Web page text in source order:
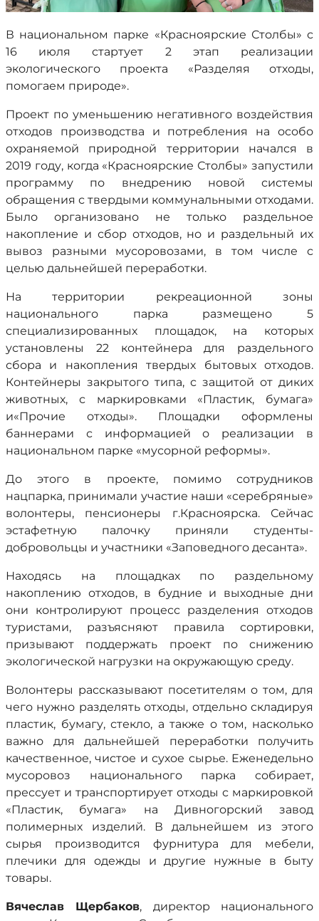
В национальном парке «Красноярские Столбы» с
16 июля стартует 2 этап реализации
экологического проекта «Разделяя отходы,
помогаем природе».
Проект по уменьшению негативного воздействия
отходов производства и потребления на особо
охраняемой природной территории начался в
2019 году, когда «Красноярские Столбы» запустили
программу по внедрению новой системы
обращения с твердыми коммунальными отходами.
Было организовано не только раздельное
накопление и сбор отходов, но и раздельный их
вывоз разными мусоровозами, в том числе с
целью дальнейшей переработки.
На территории рекреационной зоны
национального парка размещено 5
специализированных площадок, на которых
установлены 22 контейнера для раздельного
сбора и накопления твердых бытовых отходов.
Контейнеры закрытого типа, с защитой от диких
животных, с маркировками «Пластик, бумага»
и«Прочие отходы». Площадки оформлены
баннерами с информацией о реализации в
национальном парке «мусорной реформы».
До этого в проекте, помимо сотрудников
нацпарка, принимали участие наши «серебряные»
волонтеры, пенсионеры г.Красноярска. Сейчас
эстафетную палочку приняли студенты-
добровольцы и участники «Заповедного десанта».
Находясь на площадках по раздельному
накоплению отходов, в будние и выходные дни
они контролируют процесс разделения отходов
туристами, разъясняют правила сортировки,
призывают поддержать проект по снижению
экологической нагрузки на окружающую среду.
Волонтеры рассказывают посетителям о том, для
чего нужно разделять отходы, отдельно складируя
пластик, бумагу, стекло, а также о том, насколько
важно для дальнейшей переработки получить
качественное, чистое и сухое сырье. Еженедельно
мусоровоз национального парка собирает,
прессует и транспортирует отходы с маркировкой
«Пластик, бумага» на Дивногорский завод
полимерных изделий. В дальнейшем из этого
сырья производится фурнитура для мебели,
плечики для одежды и другие нужные в быту
товары.
Вячеслав Щербаков, директор национального